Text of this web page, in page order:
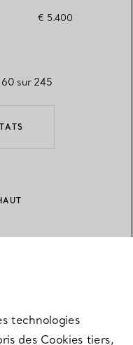
€ 5.400
sur 245
elle
technologies
des Cookies tiers,